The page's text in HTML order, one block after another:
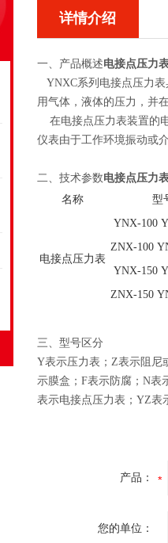
详情介绍
一、产品概述电接点压力
YNXC系列电接点压力表
用气体，液体的压力，并
在电接点压力表装置的
仪表由于工作环境振动或
二、技术参数电接点压力
名称
型
电接点压力表
YNX-100
ZNX-100
YNX-150
ZNX-150
三、型号区分
Y表示压力表；Z表示阻尼
示膜盒；F表示防腐；N表
表示电接点压力表；YZ表
产品：
您的单位：